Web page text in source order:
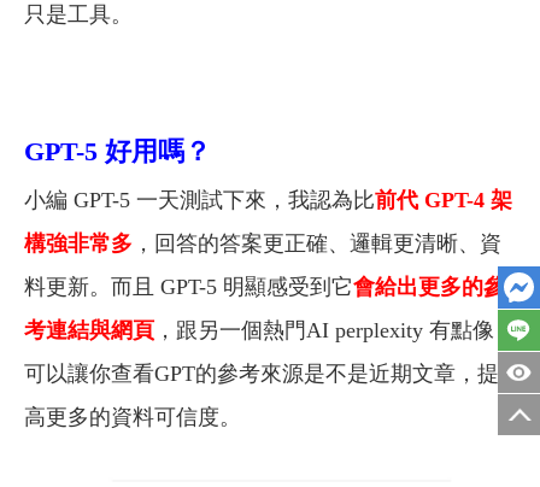
只是工具。
GPT-5 好用嗎？
小編 GPT-5 一天測試下來，我認為比前代 GPT-4 架
構強非常多 ，回答的答案更正確、邏輯更清晰、資
料更新。而且 GPT-5 明顯感受到它會給出更多的參
考連結與網頁 ，跟另一個熱門AI perplexity 有點像，
可以讓你查看GPT的參考來源是不是近期文章，提
高更多的資料可信度。